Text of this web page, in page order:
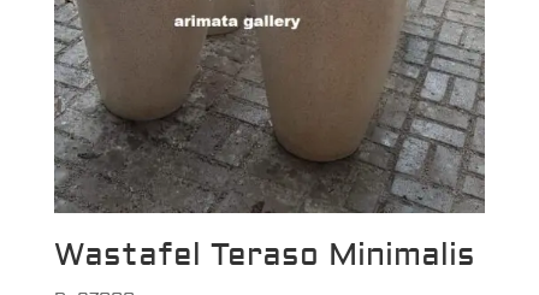
Wastafel Teraso Minimalis